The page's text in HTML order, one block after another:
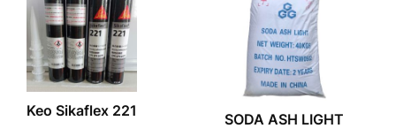
Keo Sikaflex 221 SODA ASH LIGHT